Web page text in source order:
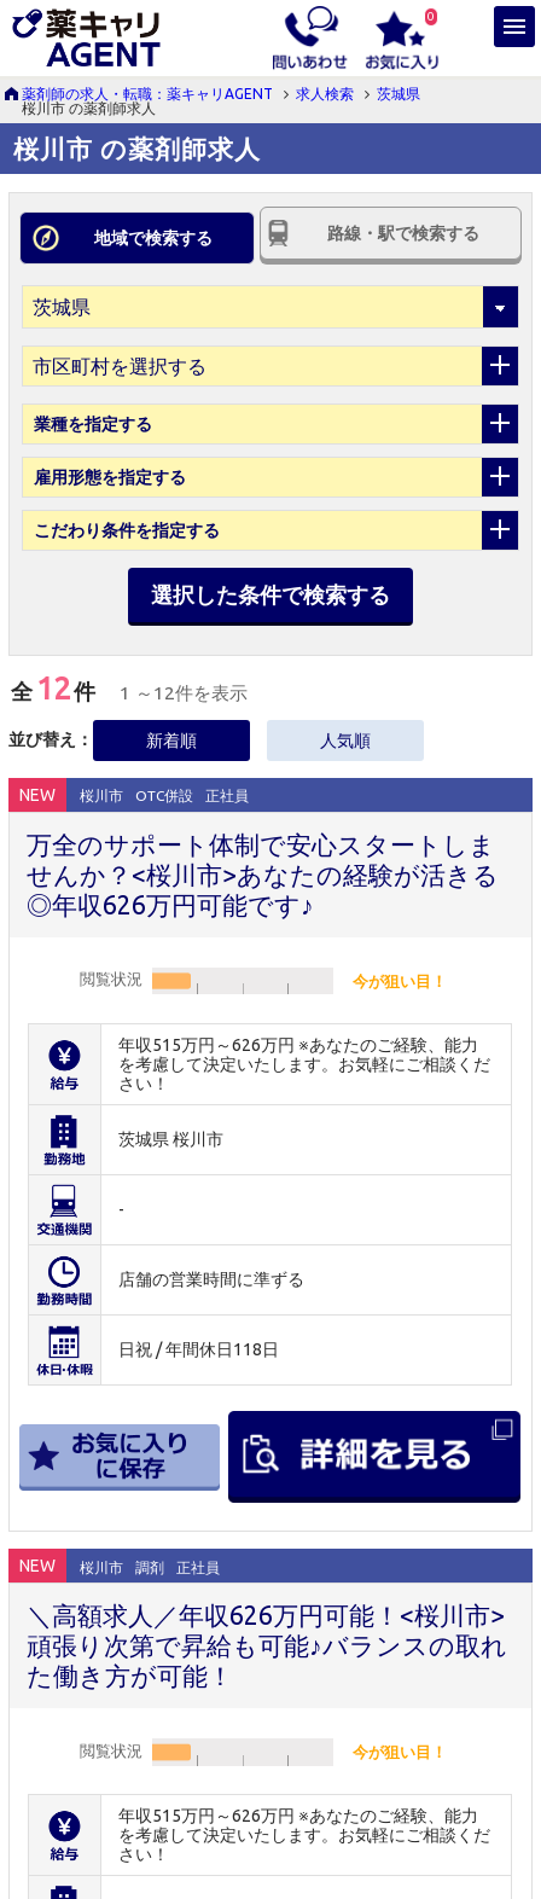
0
薬剤師の求人・転職：薬キャリAGENT 求人検索
茨城県
桜川市 の薬剤師求人
桜川市 の薬剤師求人
地域で検索する 路線・駅で検索する
市区町村を選択する
業種を指定する
雇用形態を指定する
こだわり条件を指定する
選択した条件で検索する
全 12件 1 ～12件を表示
並び替え： 新着順 人気順
NEW 桜川市 OTC併設 正社員
万全のサポート体制で安心スタートしま
せんか？<桜川市>あなたの経験が活きる
◎年収626万円可能です♪
閲覧状況 今が狙い目！
年収515万円～626万円 ※あなたのご経験、能力
を考慮して決定いたします。お気軽にご相談くだ
さい！
茨城県 桜川市
-
店舗の営業時間に準ずる
日祝 / 年間休日118日
NEW 桜川市 調剤 正社員
＼高額求人／年収626万円可能！<桜川市>
頑張り次第で昇給も可能♪バランスの取れ
た働き方が可能！
閲覧状況 今が狙い目！
年収515万円～626万円 ※あなたのご経験、能力
を考慮して決定いたします。お気軽にご相談くだ
さい！